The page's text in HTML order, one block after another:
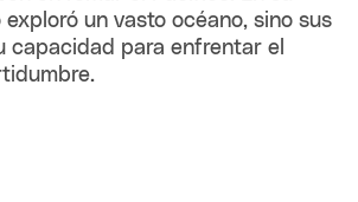
un vasto océano, sino sus
capacidad para enfrentar el